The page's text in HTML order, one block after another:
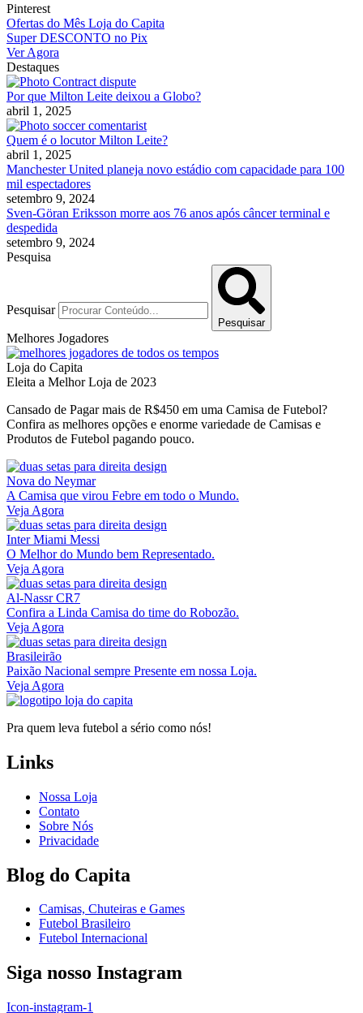
Pinterest
Ofertas do Mês Loja do Capita
Super DESCONTO no Pix
Ver Agora
Destaques
Por que Milton Leite deixou a Globo?
abril 1, 2025
Quem é o locutor Milton Leite?
abril 1, 2025
Manchester United planeja novo estádio com capacidade para 100
mil espectadores
setembro 9, 2024
Sven-Göran Eriksson morre aos 76 anos após câncer terminal e
despedida
setembro 9, 2024
Pesquisa
Pesquisar
Pesquisar
Melhores Jogadores
Loja do Capita
Eleita a Melhor Loja de 2023
Cansado de Pagar mais de R$450 em uma Camisa de Futebol?
Confira as melhores opções e enorme variedade de Camisas e
Produtos de Futebol pagando pouco.
Nova do Neymar
A Camisa que virou Febre em todo o Mundo.
Veja Agora
Inter Miami Messi
O Melhor do Mundo bem Representado.
Veja Agora
Al-Nassr CR7
Confira a Linda Camisa do time do Robozão.
Veja Agora
Brasileirão
Paixão Nacional sempre Presente em nossa Loja.
Veja Agora
Pra quem leva futebol a sério como nós!
Links
Nossa Loja
Contato
Sobre Nós
Privacidade
Blog do Capita
Camisas, Chuteiras e Games
Futebol Brasileiro
Futebol Internacional
Siga nosso Instagram
Icon-instagram-1